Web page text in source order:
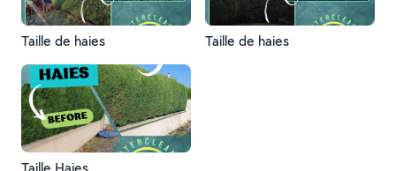
Taille de haies Taille de haies